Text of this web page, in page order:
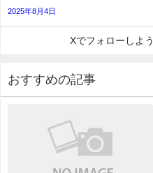
2025年8月4日
Xでフォローしよう
おすすめの記事